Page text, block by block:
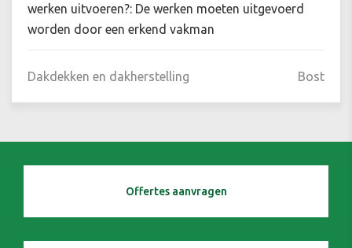
werken uitvoeren?: De werken moeten uitgevoerd
worden door een erkend vakman
Dakdekken en dakherstelling Bost
Offertes aanvragen